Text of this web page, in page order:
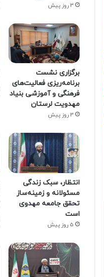
3 روز پیش
برگزاری نشست
برنامه‌ریزی فعالیت‌های
فرهنگی و آموزشی بنیاد
مهدویت لرستان
3 روز پیش
انتظار، سبک زندگی
مسئولانه و زمینه‌ساز
تحقق جامعه مهدوی
است
5 روز پیش